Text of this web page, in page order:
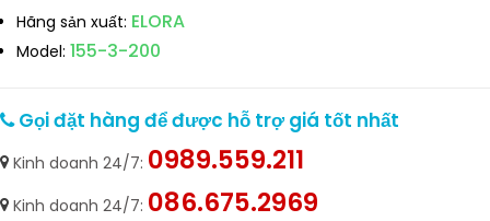
Hãng sản xuất: ELORA
Model: 155-3-200
Gọi đặt hàng để được hỗ trợ giá tốt nhất
Kinh doanh 24/7: 0989.559.211
Kinh doanh 24/7: 086.675.2969